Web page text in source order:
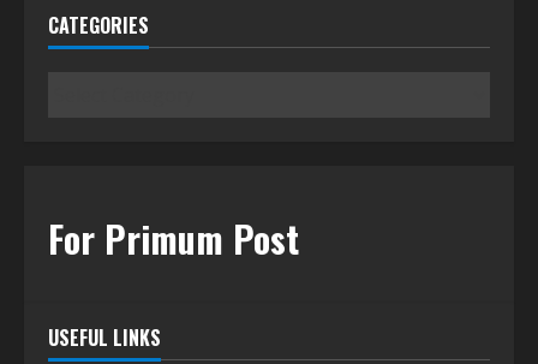
CATEGORIES
For Primum Post
USEFUL LINKS